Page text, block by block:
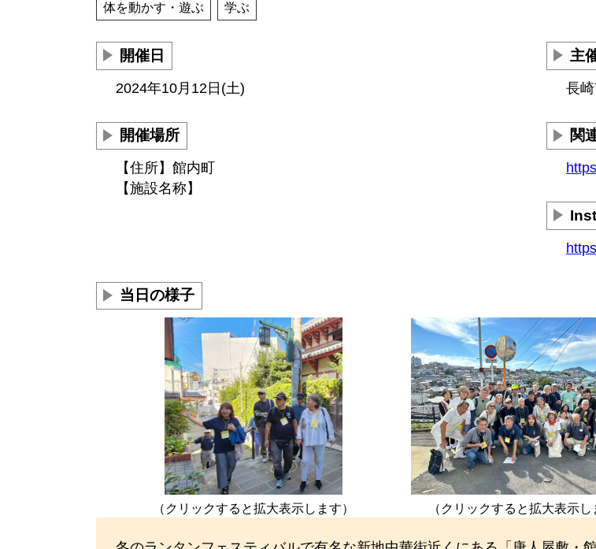
体を動かす・遊ぶ 学ぶ
開催日
2024年10月12日(土)
開催場所
【住所】館内町
【施設名称】
主
長
関
当日の様子
（クリックすると拡大表示します） （クリックすると拡大表示し